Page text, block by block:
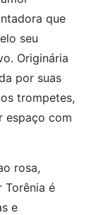
que
seu
Originária
por suas
trompetes,
espaço com
rosa,
Torênia é
e